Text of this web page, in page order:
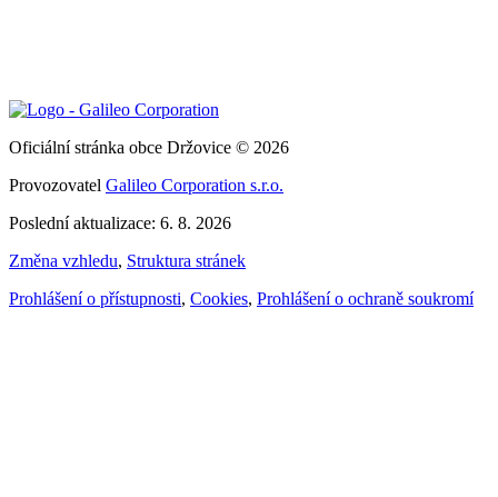
Oficiální stránka obce Držovice © 2026
Provozovatel Galileo Corporation s.r.o.
Poslední aktualizace: 6. 8. 2026
Změna vzhledu, Struktura stránek
Prohlášení o přístupnosti, Cookies, Prohlášení o ochraně soukromí